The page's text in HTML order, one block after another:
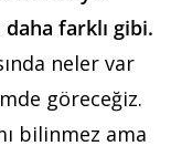
farklı gibi.
neler var
göreceğiz.
bilinmez ama